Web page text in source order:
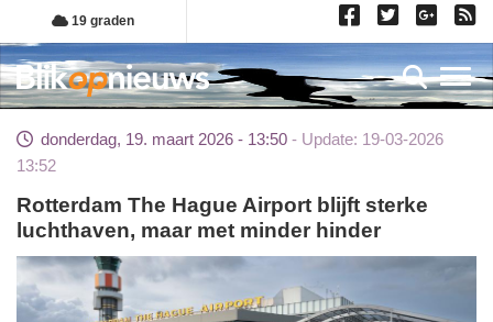
Overslaan
en
naar
de
gaan
19 graden
donderdag, 19. maart 2026 - 13:50
Update: 19-03-2026
13:52
Rotterdam The Hague Airport blijft sterke
luchthaven, maar met minder hinder